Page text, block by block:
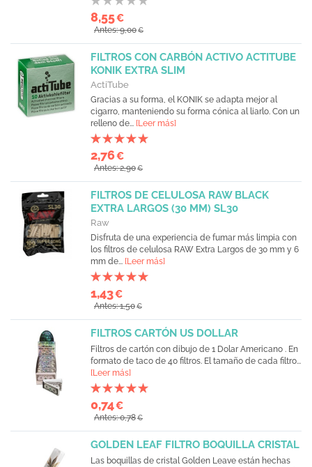
8,55€
Antes: 9,00€
FILTROS CON CARBÓN ACTIVO ACTITUBE
KONIK EXTRA SLIM
ActiTube
Gracias a su forma, el KONIK se adapta mejor al
cigarro, manteniendo su forma cónica al liarlo. Con un
relleno de... [Leer más]
2,76€
Antes: 2,90€
FILTROS DE CELULOSA RAW BLACK
EXTRA LARGOS (30 MM) SL30
Raw
Disfruta de una experiencia de fumar más limpia con
los filtros de celulosa RAW Extra Largos de 30 mm y 6
mm de... [Leer más]
1,43€
Antes: 1,50€
FILTROS CARTÓN US DOLLAR
Filtros de cartón con dibujo de 1 Dolar Americano . En
formato de taco de 40 filtros. El tamaño de cada filtro...
[Leer más]
0,74€
Antes: 0,78€
GOLDEN LEAF FILTRO BOQUILLA CRISTAL
Las boquillas de cristal Golden Leave están hechas